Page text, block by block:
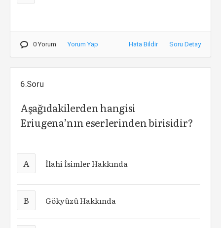
0 Yorum Yorum Yap Hata Bildir Soru Detay
6.Soru
Aşağıdakilerden hangisi
Eriugena’nın eserlerinden birisidir?
A İlahi İsimler Hakkında
B Gökyüzü Hakkında